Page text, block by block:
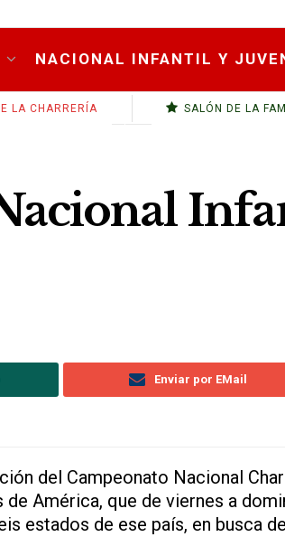
NACIONAL INFANTIL Y
LA CHARRERÍA SALÓN DE LA
Enviar por EMail
del Campeonato Nacional
América, que de viernes a
estados de ese país, en busca